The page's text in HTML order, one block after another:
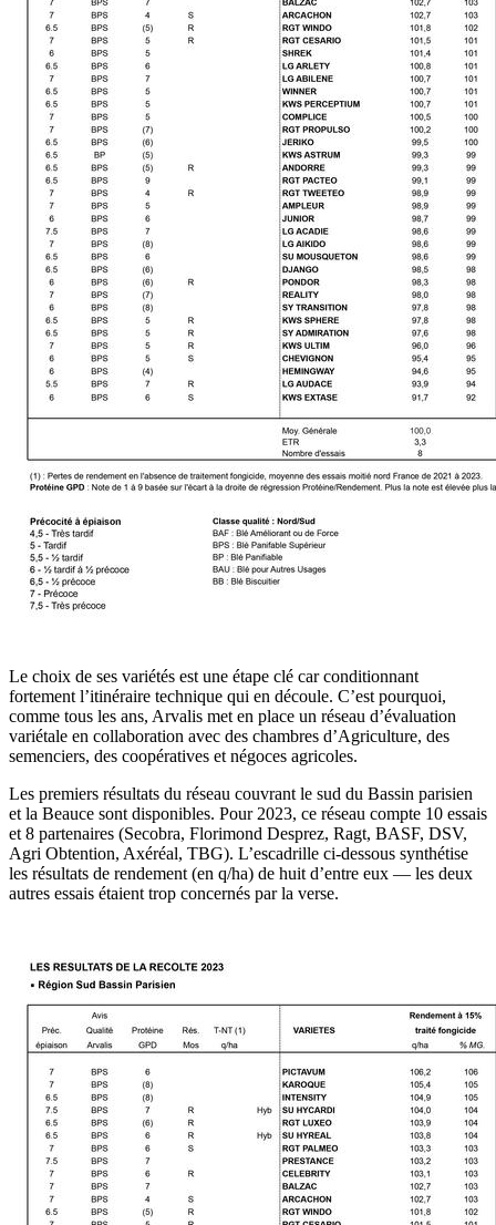
Le choix de ses variétés est une étape clé car conditionnant
fortement l’itinéraire technique qui en découle. C’est pourquoi,
comme tous les ans, Arvalis met en place un réseau d’évaluation
variétale en collaboration avec des chambres d’Agriculture, des
semenciers, des coopératives et négoces agricoles.
Les premiers résultats du réseau couvrant le sud du Bassin parisien
et la Beauce sont disponibles. Pour 2023, ce réseau compte 10 essais
et 8 partenaires (Secobra, Florimond Desprez, Ragt, BASF, DSV,
Agri Obtention, Axéréal, TBG). L’escadrille ci-dessous synthétise
les résultats de rendement (en q/ha) de huit d’entre eux — les deux
autres essais étaient trop concernés par la verse.